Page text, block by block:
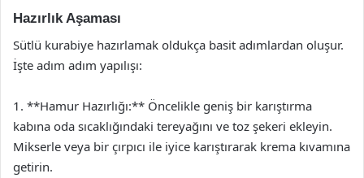
Hazırlık Aşaması
Sütlü kurabiye hazırlamak oldukça basit adımlardan oluşur.
İşte adım adım yapılışı:
1. **Hamur Hazırlığı:** Öncelikle geniş bir karıştırma
kabına oda sıcaklığındaki tereyağını ve toz şekeri ekleyin.
Mikserle veya bir çırpıcı ile iyice karıştırarak krema kıvamına
getirin.